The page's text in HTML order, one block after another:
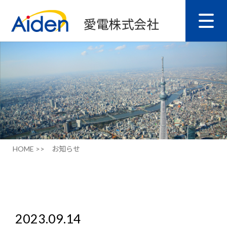
HOME >> お知らせ
2023.09.14